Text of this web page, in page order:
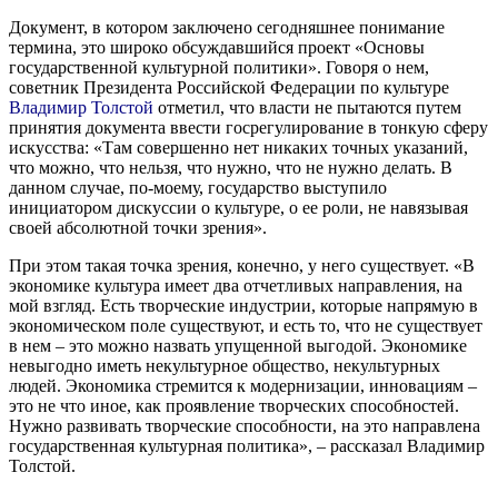
Документ, в котором заключено сегодняшнее понимание
термина, это широко обсуждавшийся проект «Основы
государственной культурной политики». Говоря о нем,
советник Президента Российской Федерации по культуре
Владимир Толстой отметил, что власти не пытаются путем
принятия документа ввести госрегулирование в тонкую сферу
искусства: «Там совершенно нет никаких точных указаний,
что можно, что нельзя, что нужно, что не нужно делать. В
данном случае, по-моему, государство выступило
инициатором дискуссии о культуре, о ее роли, не навязывая
своей абсолютной точки зрения».
При этом такая точка зрения, конечно, у него существует. «В
экономике культура имеет два отчетливых направления, на
мой взгляд. Есть творческие индустрии, которые напрямую в
экономическом поле существуют, и есть то, что не существует
в нем – это можно назвать упущенной выгодой. Экономике
невыгодно иметь некультурное общество, некультурных
людей. Экономика стремится к модернизации, инновациям –
это не что иное, как проявление творческих способностей.
Нужно развивать творческие способности, на это направлена
государственная культурная политика», – рассказал Владимир
Толстой.